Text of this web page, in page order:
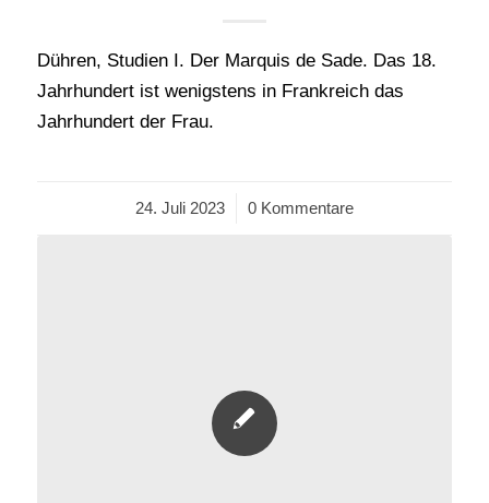
Dühren, Studien I. Der Marquis de Sade. Das 18.
Jahrhundert ist wenigstens in Frankreich das
Jahrhundert der Frau.
24. Juli 2023
/ 0 Kommentare